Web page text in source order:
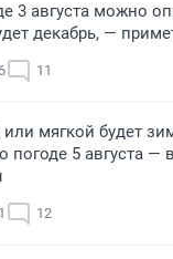
3 августа можно
декабрь, —
11
мягкой будет
погоде 5 августа —
12